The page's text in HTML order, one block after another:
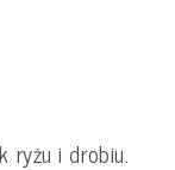
ryżu i drobiu.